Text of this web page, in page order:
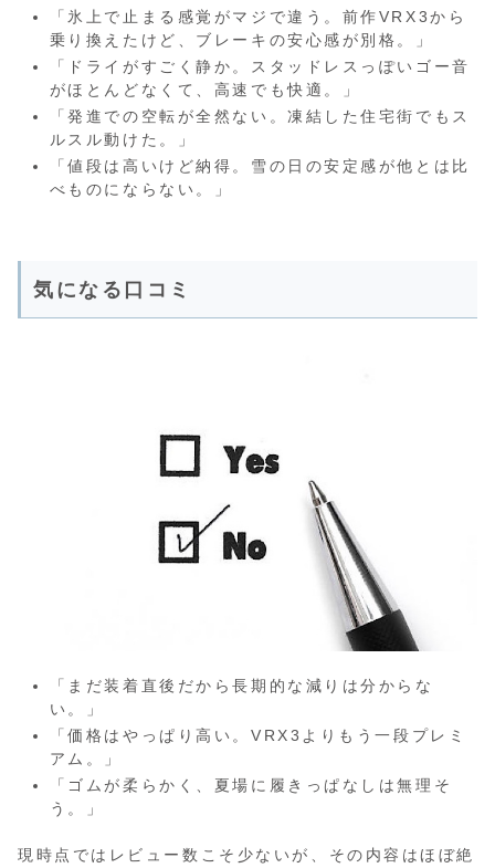
「氷上で止まる感覚がマジで違う。前作VRX3から
乗り換えたけど、ブレーキの安心感が別格。」
「ドライがすごく静か。スタッドレスっぽいゴー音
がほとんどなくて、高速でも快適。」
「発進での空転が全然ない。凍結した住宅街でもス
ルスル動けた。」
「値段は高いけど納得。雪の日の安定感が他とは比
べものにならない。」
気になる口コミ
「まだ装着直後だから長期的な減りは分からな
い。」
「価格はやっぱり高い。VRX3よりもう一段プレミ
アム。」
「ゴムが柔らかく、夏場に履きっぱなしは無理そ
う。」
現時点ではレビュー数こそ少ないが、その内容はほぼ絶